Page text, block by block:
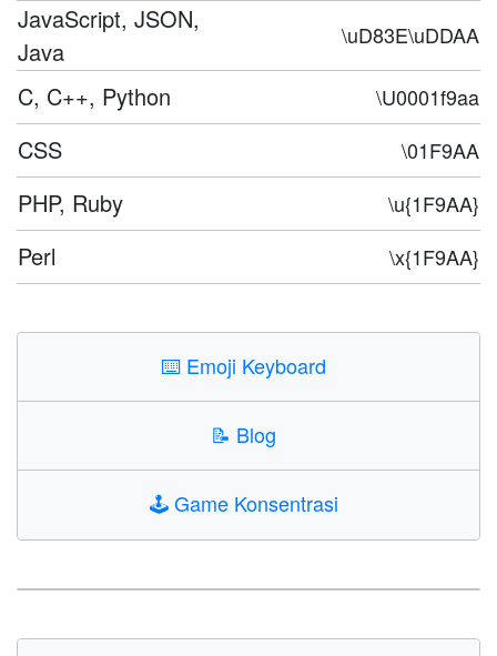
JavaScript, JSON,
Java
\uD83E\uDDAA
C, C++, Python \U0001f9aa
CSS \01F9AA
PHP, Ruby \u{1F9AA}
Perl \x{1F9AA}
⌨️ Emoji Keyboard
📝 Blog
🕹️Game Konsentrasi